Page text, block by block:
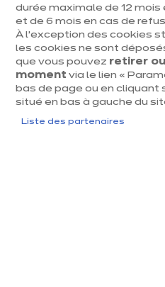
Décoration &
Aménagement
Aménagement
Aménagement
Nos intérieurs
Salle de bain
Salon
durée maximale de 12
et de 6 mois en cas de
À l’exception des cookies
les cookies ne sont
que vous pouvez retirer
moment via le lien «
bas de page ou en
situé en bas à gauche du
Liste des partenaires